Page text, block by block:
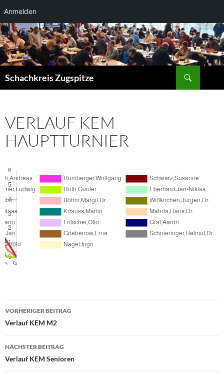
Anmelden
Zum
Inhalt
springen
Schachkreis Zugspitze
VERLAUF KEM
HAUPTTURNIER
Beitragsnavigation
VORHERIGER BEITRAG
Verlauf KEM M2
NÄCHSTER BEITRAG
Verlauf KEM Senioren